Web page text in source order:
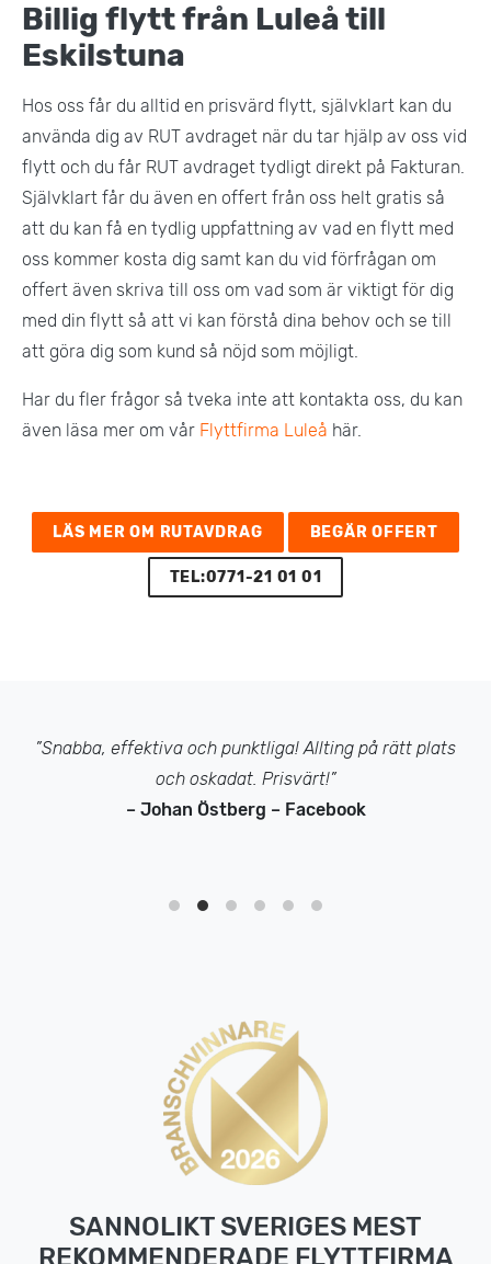
Billig flytt från Luleå till
Eskilstuna
Hos oss får du alltid en prisvärd flytt, självklart kan du
använda dig av RUT avdraget när du tar hjälp av oss vid
flytt och du får RUT avdraget tydligt direkt på Fakturan.
Självklart får du även en offert från oss helt gratis så
att du kan få en tydlig uppfattning av vad en flytt med
oss kommer kosta dig samt kan du vid förfrågan om
offert även skriva till oss om vad som är viktigt för dig
med din flytt så att vi kan förstå dina behov och se till
att göra dig som kund så nöjd som möjligt.
Har du fler frågor så tveka inte att kontakta oss, du kan
även läsa mer om vår Flyttfirma Luleå här.
LÄS MER OM RUTAVDRAG BEGÄR OFFERT
TEL:0771-21 01 01
”Snabba, effektiva och punktliga! Allting på rätt plats
och oskadat. Prisvärt!”
– Johan Östberg – Facebook
SANNOLIKT SVERIGES MEST
REKOMMENDERADE FLYTTFIRMA